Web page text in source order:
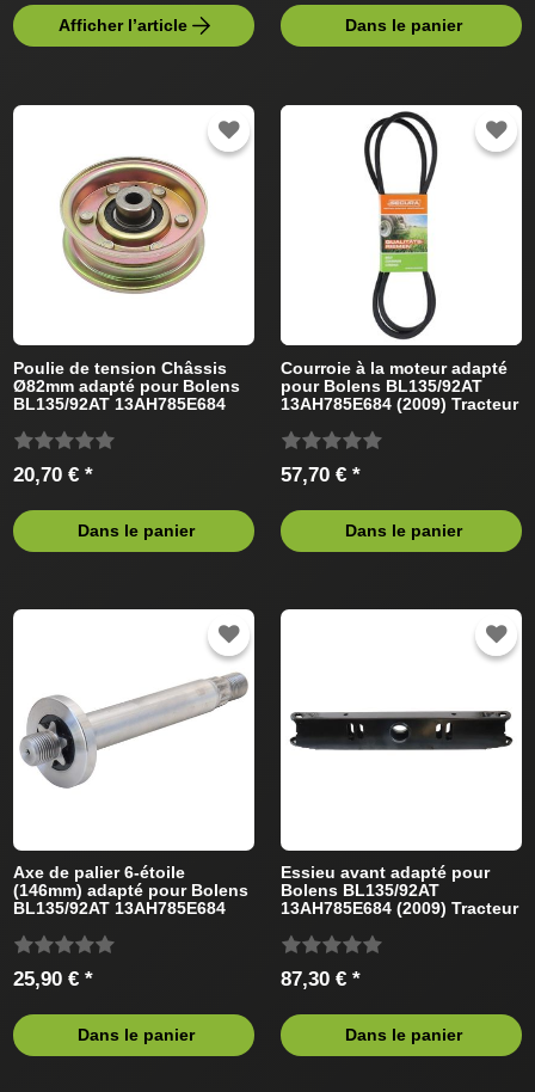
Afficher l’article Dans le panier
Poulie de tension Châssis
Ø82mm adapté pour Bolens
BL135/92AT 13AH785E684
20,70 € *
Dans le panier
Courroie à la moteur adapté
pour Bolens BL135/92AT
13AH785E684 (2009) Tracteur
57,70 € *
Dans le panier
Axe de palier 6-étoile
(146mm) adapté pour Bolens
BL135/92AT 13AH785E684
25,90 € *
Dans le panier
Essieu avant adapté pour
Bolens BL135/92AT
13AH785E684 (2009) Tracteur
87,30 € *
Dans le panier